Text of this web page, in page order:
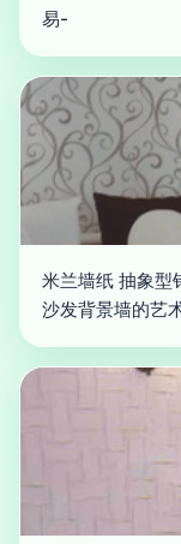
易-
米兰墙纸 抽象
沙发背景墙的艺